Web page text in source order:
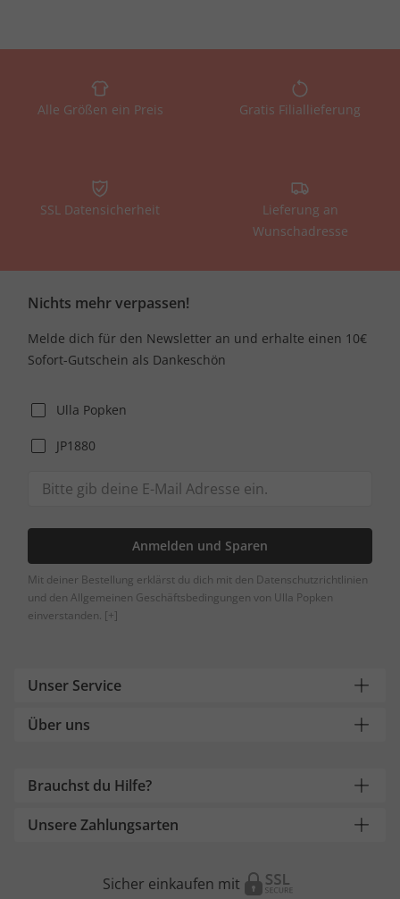
Alle Größen ein Preis Gratis Filiallieferung
SSL Datensicherheit
Lieferung an
Wunschadresse
Nichts mehr verpassen!
Melde dich für den Newsletter an und erhalte einen 10€
Sofort-Gutschein als Dankeschön
Ulla Popken
JP1880
Anmelden und Sparen
Mit deiner Bestellung erklärst du dich mit den Datenschutzrichtlinien
und den Allgemeinen Geschäftsbedingungen von Ulla Popken
einverstanden. [+]
Unser Service
Über uns
Brauchst du Hilfe?
Unsere Zahlungsarten
Sicher einkaufen mit